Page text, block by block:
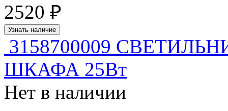
2520 ₽
Узнать наличие
3158700009
ШКАФА 25Вт
Нет в наличии